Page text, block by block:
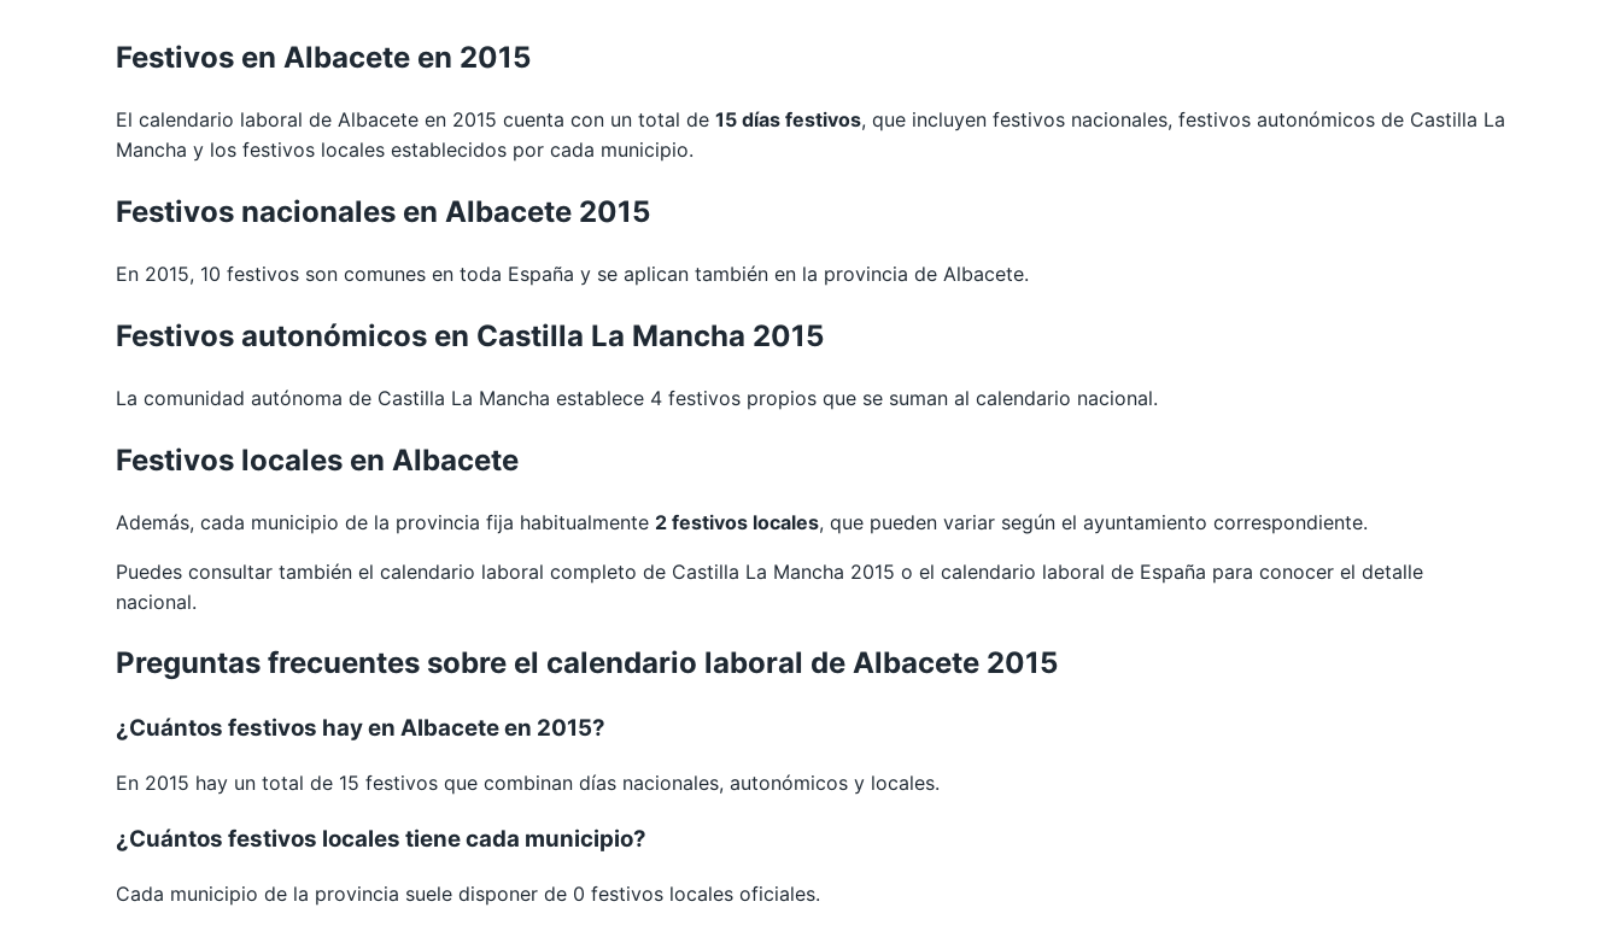
Festivos en Albacete en 2015
El calendario laboral de Albacete en 2015 cuenta con un total de 15 días festivos, que incluyen festivos nacionales, festivos autonómicos de Castilla La
Mancha y los festivos locales establecidos por cada municipio.
Festivos nacionales en Albacete 2015
En 2015, 10 festivos son comunes en toda España y se aplican también en la provincia de Albacete.
Festivos autonómicos en Castilla La Mancha 2015
La comunidad autónoma de Castilla La Mancha establece 4 festivos propios que se suman al calendario nacional.
Festivos locales en Albacete
Además, cada municipio de la provincia fija habitualmente 2 festivos locales, que pueden variar según el ayuntamiento correspondiente.
Puedes consultar también el calendario laboral completo de Castilla La Mancha 2015 o el calendario laboral de España para conocer el detalle
nacional.
Preguntas frecuentes sobre el calendario laboral de Albacete 2015
¿Cuántos festivos hay en Albacete en 2015?
En 2015 hay un total de 15 festivos que combinan días nacionales, autonómicos y locales.
¿Cuántos festivos locales tiene cada municipio?
Cada municipio de la provincia suele disponer de 0 festivos locales oficiales.